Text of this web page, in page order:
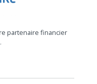
partenaire financier